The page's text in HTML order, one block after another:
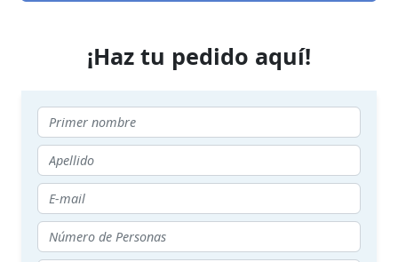
¡Haz tu pedido aquí!